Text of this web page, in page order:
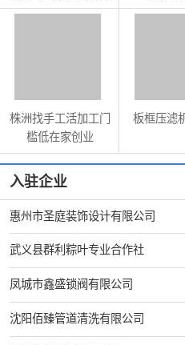
便民服务参考
株洲找手工活加工门
槛低在家创业
板框压滤
入驻企业
惠州市圣庭装饰设计有限公司
武义县群利粽叶专业合作社
凤城市鑫盛锁阀有限公司
沈阳佰臻管道清洗有限公司